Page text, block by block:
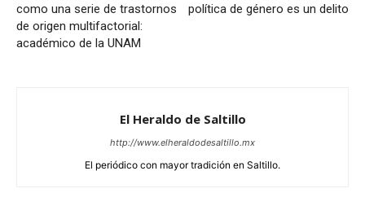
como una serie de trastornos
de origen multifactorial:
académico de la UNAM
política de género es un delito
El Heraldo de Saltillo
http://www.elheraldodesaltillo.mx
El periódico con mayor tradición en Saltillo.